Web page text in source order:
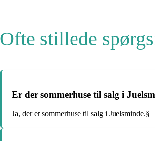
Ofte stillede
Er der sommerhuse til salg i
Ja, der er sommerhuse til salg i Juelsminde.§